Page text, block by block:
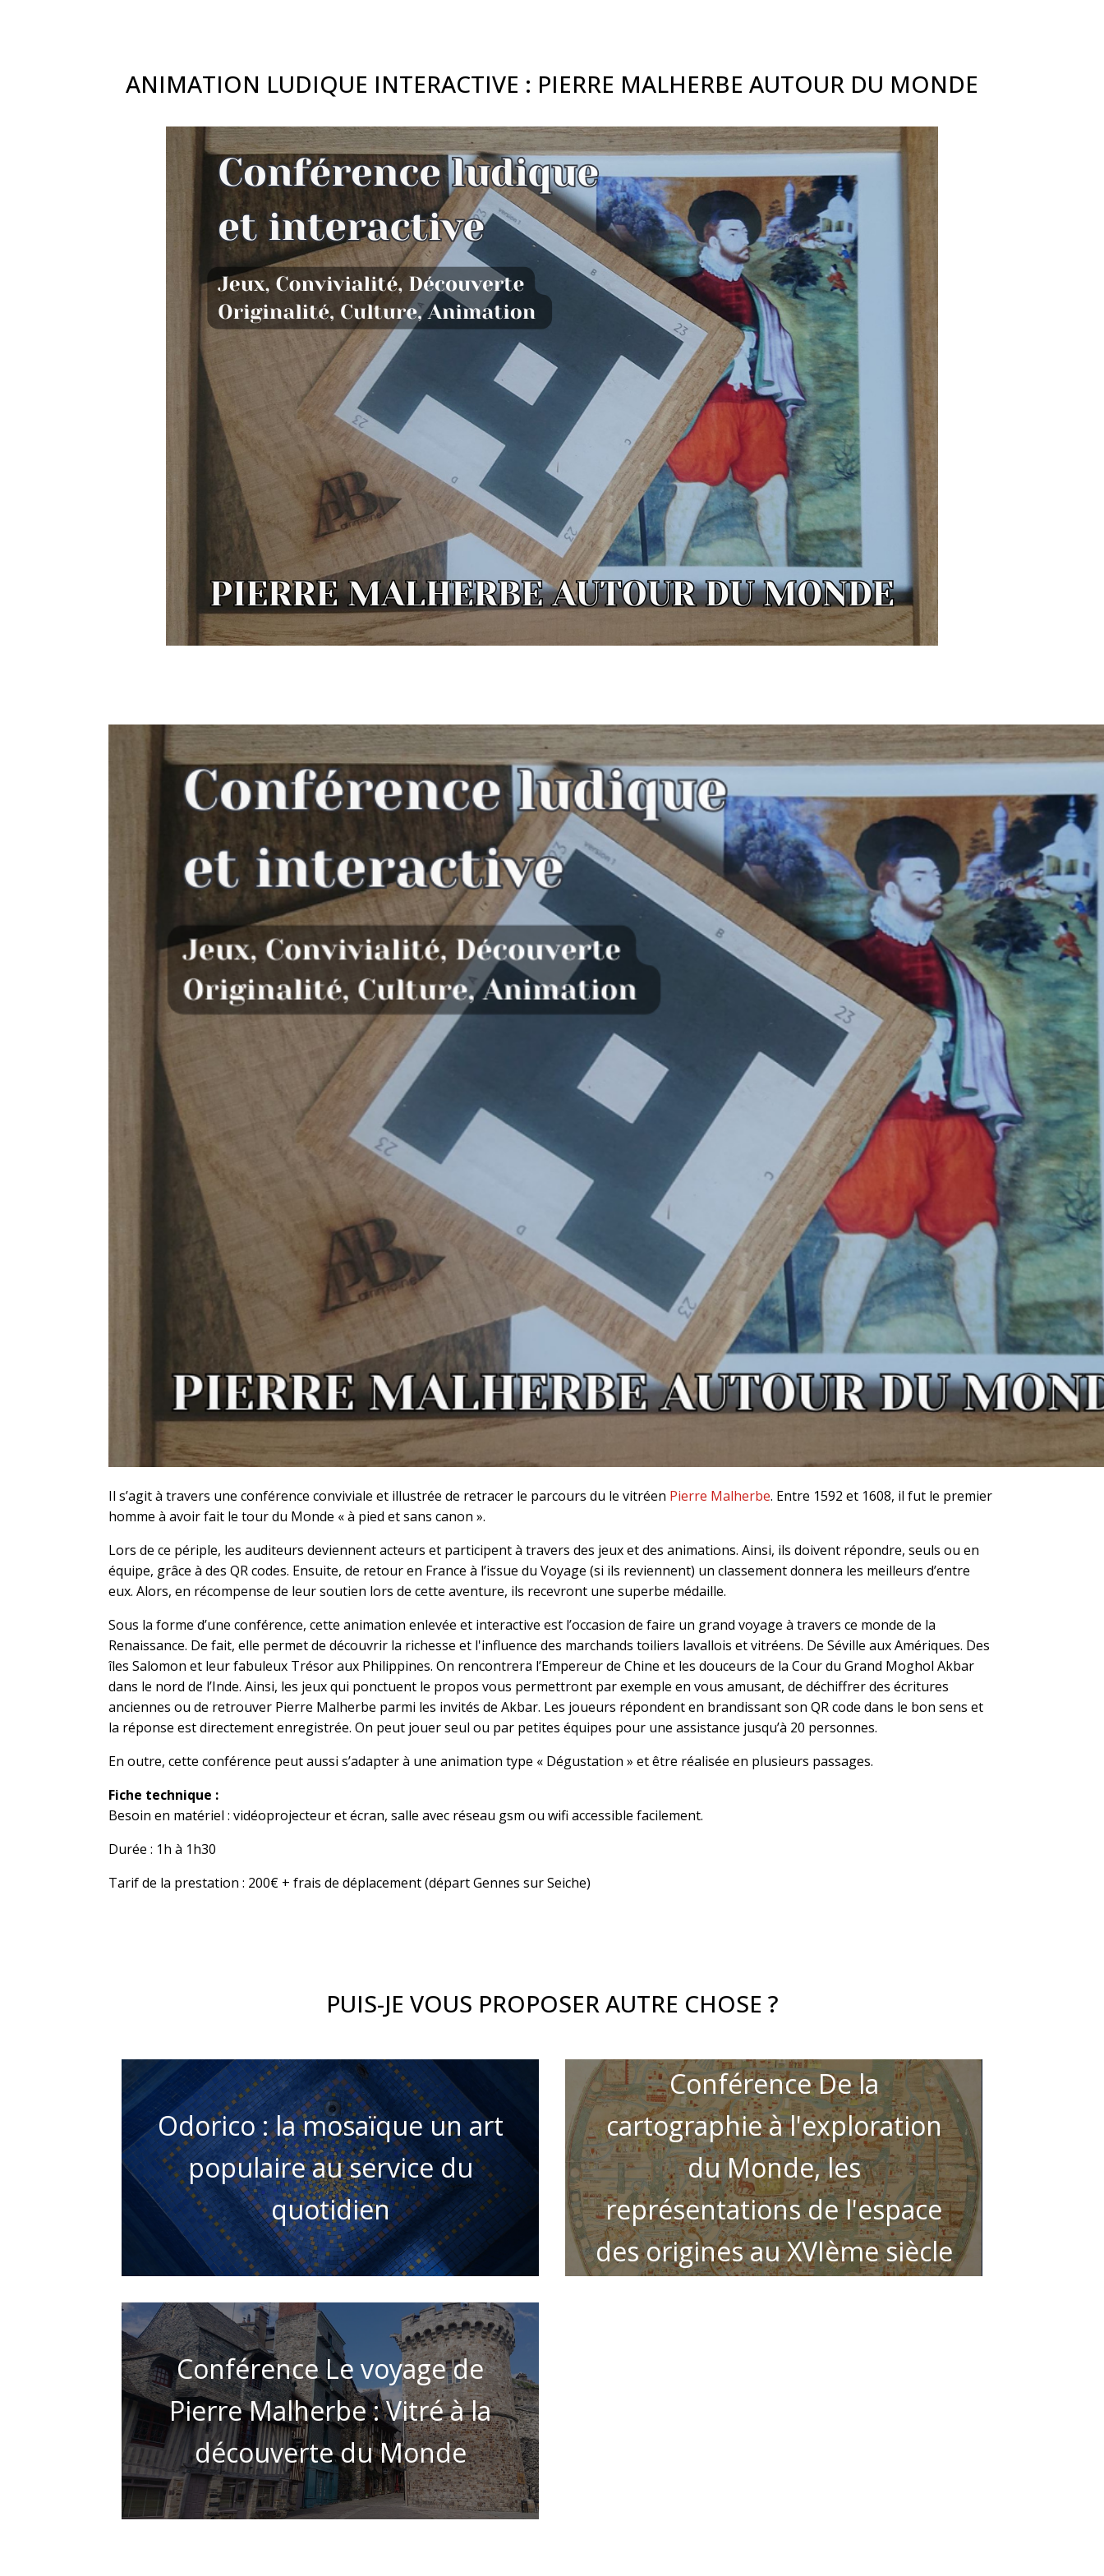
ANIMATION LUDIQUE INTERACTIVE : PIERRE MALHERBE AUTOUR DU MONDE
Il s’agit à travers une conférence conviviale et illustrée de retracer le parcours du le vitréen Pierre Malherbe. Entre 1592 et 1608, il fut le premier
homme à avoir fait le tour du Monde « à pied et sans canon ».
Lors de ce périple, les auditeurs deviennent acteurs et participent à travers des jeux et des animations. Ainsi, ils doivent répondre, seuls ou en
équipe, grâce à des QR codes. Ensuite, de retour en France à l’issue du Voyage (si ils reviennent) un classement donnera les meilleurs d’entre
eux. Alors, en récompense de leur soutien lors de cette aventure, ils recevront une superbe médaille.
Sous la forme d’une conférence, cette animation enlevée et interactive est l’occasion de faire un grand voyage à travers ce monde de la
Renaissance. De fait, elle permet de découvrir la richesse et l'influence des marchands toiliers lavallois et vitréens. De Séville aux Amériques. Des
îles Salomon et leur fabuleux Trésor aux Philippines. On rencontrera l’Empereur de Chine et les douceurs de la Cour du Grand Moghol Akbar
dans le nord de l’Inde. Ainsi, les jeux qui ponctuent le propos vous permettront par exemple en vous amusant, de déchiffrer des écritures
anciennes ou de retrouver Pierre Malherbe parmi les invités de Akbar. Les joueurs répondent en brandissant son QR code dans le bon sens et
la réponse est directement enregistrée. On peut jouer seul ou par petites équipes pour une assistance jusqu’à 20 personnes.
En outre, cette conférence peut aussi s’adapter à une animation type « Dégustation » et être réalisée en plusieurs passages.
Fiche technique :
Besoin en matériel : vidéoprojecteur et écran, salle avec réseau gsm ou wifi accessible facilement.
Durée : 1h à 1h30
Tarif de la prestation : 200€ + frais de déplacement (départ Gennes sur Seiche)
PUIS-JE VOUS PROPOSER AUTRE CHOSE ?
Odorico : la mosaïque un art
populaire au service du
quotidien
Conférence De la
cartographie à l'exploration
du Monde, les
représentations de l'espace
des origines au XVIème siècle
Conférence Le voyage de
Pierre Malherbe : Vitré à la
découverte du Monde